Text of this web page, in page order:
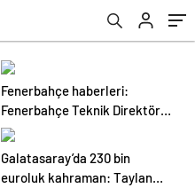
Fenerbahçe haberleri:
Fenerbahçe Teknik Direktörü
Erol Bulut Samatta’nın
süreyi duyurdu .
Galatasaray’da 230 bin
euroluk kahraman: Taylan